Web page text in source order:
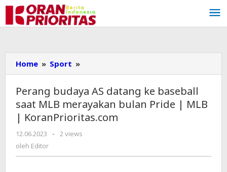
Lewati
konten
Home » Sport »
budaya
datang
ke
baseball
saat
Perang budaya AS datang ke baseball
saat MLB merayakan bulan Pride | MLB
| KoranPrioritas.com
12.06.2023
oleh
-
2 views
oleh Editor